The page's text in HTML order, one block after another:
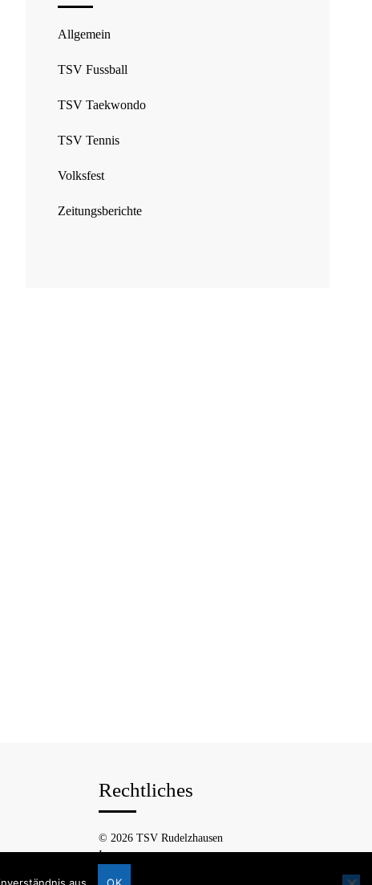
Allgemein
TSV Fussball
TSV Taekwondo
TSV Tennis
Volksfest
Zeitungsberichte
Rechtliches
© 2026 TSV Rudelzhausen
Impressum
aus. OK